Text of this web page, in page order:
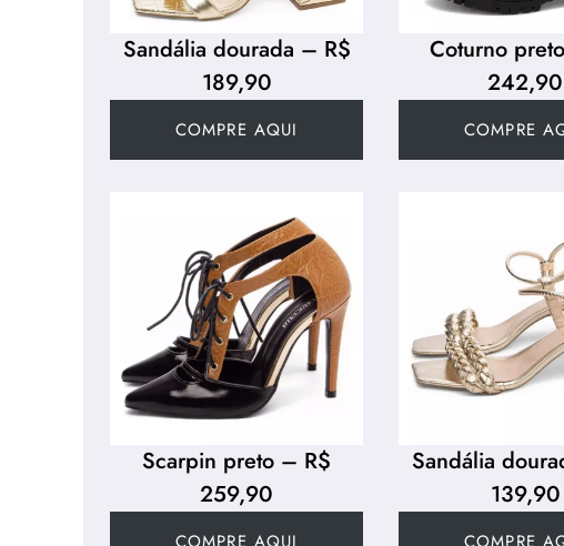
Sandália dourada – R$
189,90
COMPRE AQUI
Coturno
242,90
COMPRE
Scarpin preto – R$
259,90
Sandália
139,90